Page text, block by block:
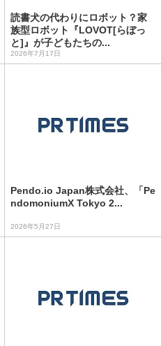
読書犬の代わりにロボット？家
族型ロボット『LOVOT[らぼっ
と]』が子どもたちの...
2026年7月17日
Pendo.io Japan株式会社、「Pe
ndomoniumX Tokyo 2...
2026年5月27日